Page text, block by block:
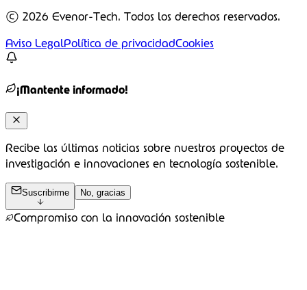
© 2026 Evenor-Tech. Todos los derechos reservados.
Aviso LegalPolítica de privacidadCookies
¡Mantente informado!
Recibe las últimas noticias sobre nuestros proyectos de
investigación e innovaciones en tecnología sostenible.
Suscribirme No, gracias
Compromiso con la innovación sostenible